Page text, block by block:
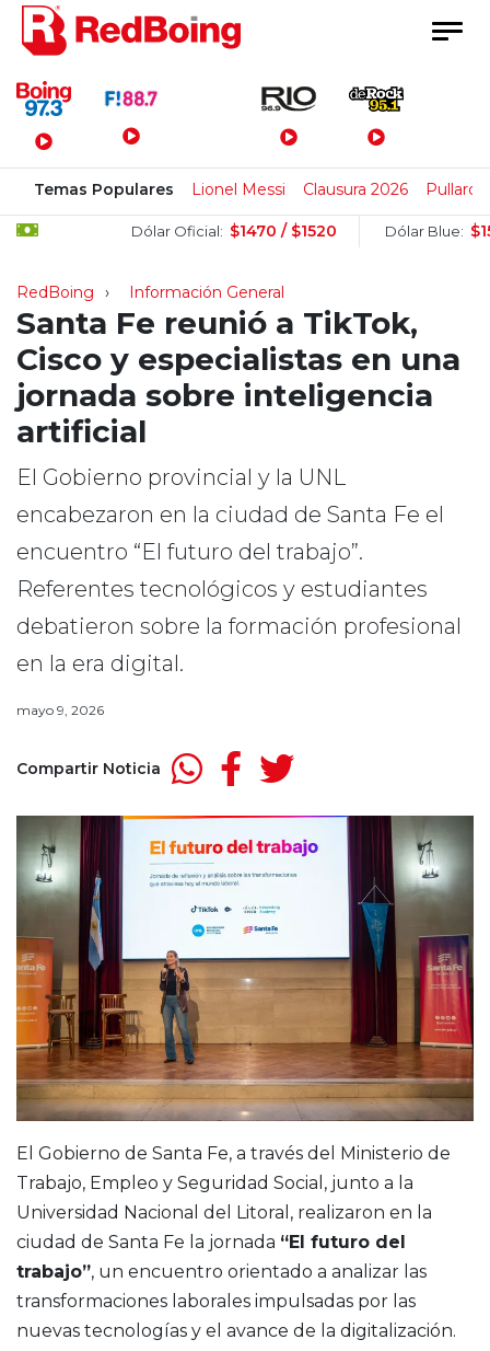
Menú Principal
Temas Populares Lionel Messi Clausura 2026 Pullaro
Dólar Oficial: $1470 / $1520 Dólar Blue: $1505 /
RedBoing Información General
Santa Fe reunió a TikTok,
Cisco y especialistas en una
jornada sobre inteligencia
artificial
El Gobierno provincial y la UNL
encabezaron en la ciudad de Santa Fe el
encuentro “El futuro del trabajo”.
Referentes tecnológicos y estudiantes
debatieron sobre la formación profesional
en la era digital.
mayo 9, 2026
Compartir Noticia
El Gobierno de Santa Fe, a través del Ministerio de
Trabajo, Empleo y Seguridad Social, junto a la
Universidad Nacional del Litoral, realizaron en la
ciudad de Santa Fe la jornada “El futuro del
trabajo”, un encuentro orientado a analizar las
transformaciones laborales impulsadas por las
nuevas tecnologías y el avance de la digitalización.